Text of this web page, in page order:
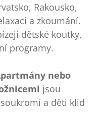
Rakousko,
a zkoumání.
dětské koutky,
programy.
nebo
jsou
a děti klid